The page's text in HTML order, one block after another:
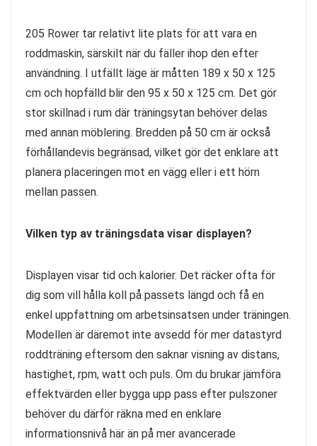
205 Rower tar relativt lite plats för att vara en
roddmaskin, särskilt när du fäller ihop den efter
användning. I utfällt läge är måtten 189 x 50 x 125
cm och hopfälld blir den 95 x 50 x 125 cm. Det gör
stor skillnad i rum där träningsytan behöver delas
med annan möblering. Bredden på 50 cm är också
förhållandevis begränsad, vilket gör det enklare att
planera placeringen mot en vägg eller i ett hörn
mellan passen.
Vilken typ av träningsdata visar displayen?
Displayen visar tid och kalorier. Det räcker ofta för
dig som vill hålla koll på passets längd och få en
enkel uppfattning om arbetsinsatsen under träningen.
Modellen är däremot inte avsedd för mer datastyrd
roddträning eftersom den saknar visning av distans,
hastighet, rpm, watt och puls. Om du brukar jämföra
effektvärden eller bygga upp pass efter pulszoner
behöver du därför räkna med en enklare
informationsnivå här än på mer avancerade